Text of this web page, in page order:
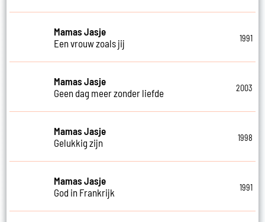
Mamas Jasje
Een vrouw zoals jij
1991
Mamas Jasje
Geen dag meer zonder liefde
2003
Mamas Jasje
Gelukkig zijn
1998
Mamas Jasje
God in Frankrijk
1991